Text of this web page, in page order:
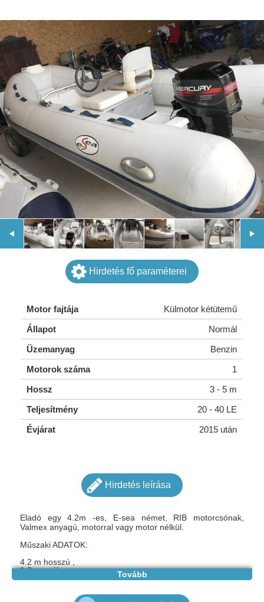
Hirdetés fő paraméterei
Motor fajtája
Külmotor kétütemű
Állapot
Normál
Üzemanyag
Benzin
Motorok száma
1
Hossz
3 - 5 m
Teljesítmény
20 - 40 LE
Évjárat
2015 után
Hirdetés leírása
Eladó egy 4.2m -es, E-sea német, RIB motorcsónak,
Valmex anyagú, motorral vagy motor nélkül.
Műszaki ADATOK:
4.2 m hosszú ,
1.8 m széles,
motorizálható 50 Ps-ig,
900 kg megengedett súly,
Tovább